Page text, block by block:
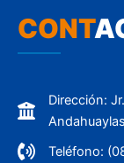
CONT
Dirección:
Teléfono: